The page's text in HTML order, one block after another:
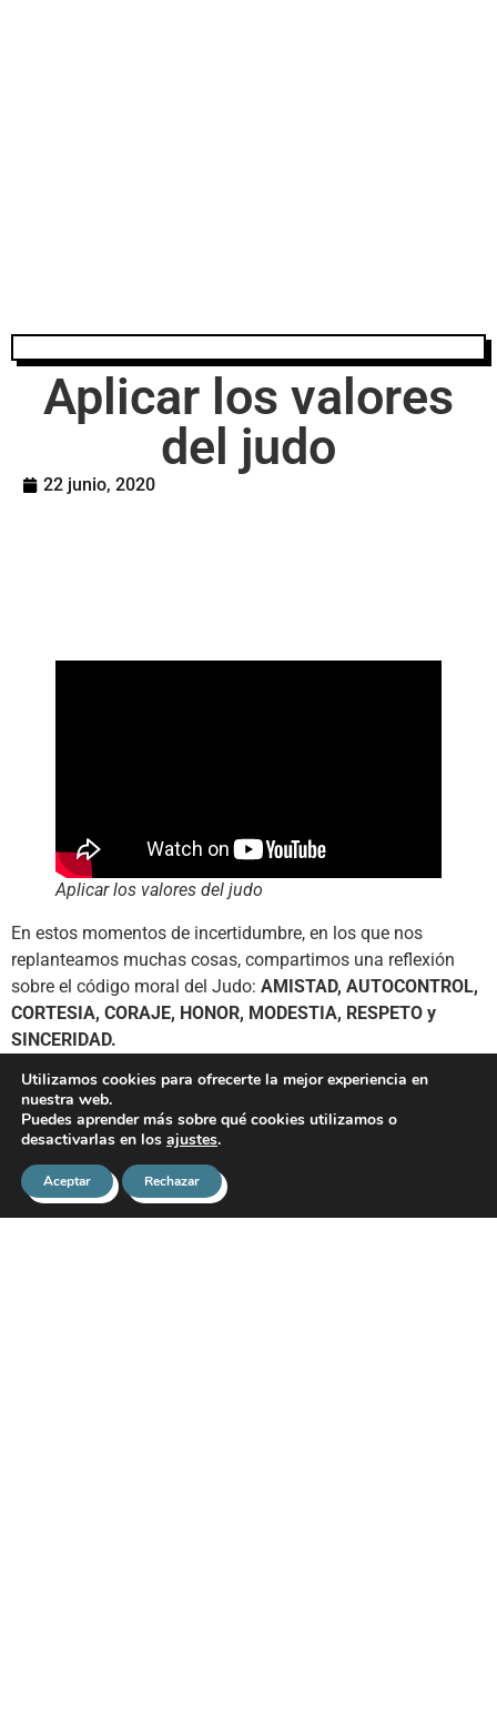
Aplicar los valores
del judo
22 junio, 2020
Aplicar los valores del judo
En estos momentos de incertidumbre, en los que nos
replanteamos muchas cosas, compartimos una reflexión
sobre el código moral del Judo: AMISTAD, AUTOCONTROL,
CORTESIA, CORAJE, HONOR, MODESTIA, RESPETO y
SINCERIDAD.
En este video reproducimos el diálogo entre Pere Alastrué,
experto en psicología del deporte y Ferran Agúndez, autor
del libro Judo management. Ambos son cinturón negro 4º
Dan de Judo y nos ofrecen una visión, desde sus
especialidades,
para afrontar los retos actuales a través de
la filosofia del judo.
Utilizamos cookies para ofrecerte la mejor experiencia en
nuestra web.
Puedes aprender más sobre qué cookies utilizamos o
desactivarlas en los ajustes.
Aceptar Rechazar